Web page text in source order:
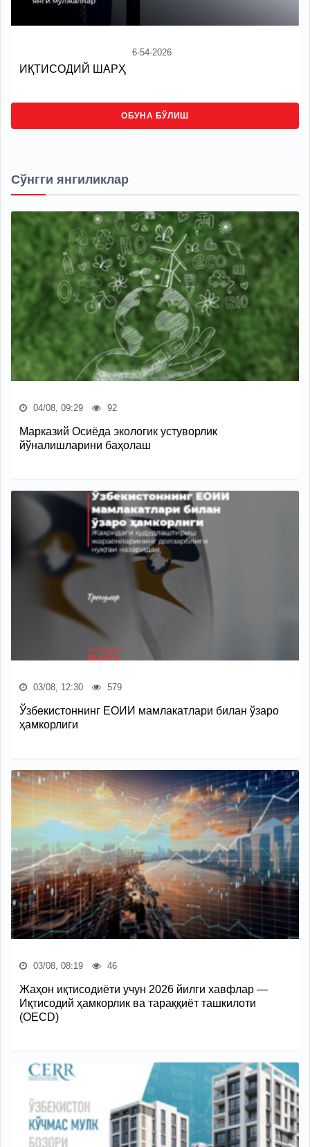
6-54-2026
ИҚТИСОДИЙ ШАРҲ
ОБУНА БЎЛИШ
Сўнгги янгиликлар
04/08, 09:29 92
Марказий Осиёда экологик устуворлик
йўналишларини баҳолаш
03/08, 12:30 579
Ўзбекистоннинг ЕОИИ мамлакатлари билан ўзаро
ҳамкорлиги
03/08, 08:19 46
Жаҳон иқтисодиёти учун 2026 йилги хавфлар —
Иқтисодий ҳамкорлик ва тараққиёт ташкилоти
(OECD)